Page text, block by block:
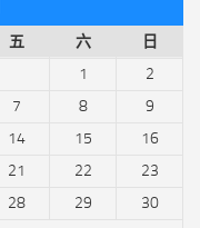
五 六 日
1
2
7 8
9
14 15
16
21 22
23
28 29
30